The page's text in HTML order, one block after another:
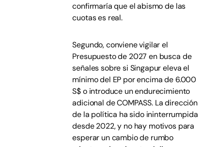
confirmaría que el abismo de las
cuotas es real.
Segundo, conviene vigilar el
Presupuesto de 2027 en busca de
señales sobre si Singapur eleva el
mínimo del EP por encima de 6.000
S$ o introduce un endurecimiento
adicional de COMPASS. La dirección
de la política ha sido ininterrumpida
desde 2022, y no hay motivos para
esperar un cambio de rumbo